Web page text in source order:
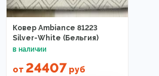
Ковер Ambiance 81223
Silver-White (Бельгия)
от 24407 руб